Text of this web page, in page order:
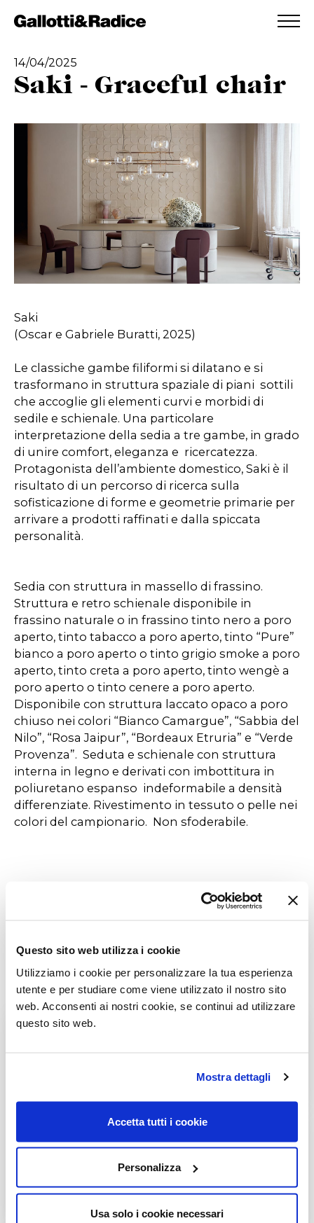
Questo sito web utilizza i cookie
Utilizziamo i cookie per personalizzare la tua esperienza
utente e per studiare come viene utilizzato il nostro sito
web. Acconsenti ai nostri cookie, se continui ad utilizzare
questo sito web.
Mostra dettagli
Accetta tutti i cookie
Personalizza
Usa solo i cookie necessari
AGGIUNTO ALLA WISHLIST
14/04/2025
Saki - Graceful chair
Saki
(Oscar e Gabriele Buratti, 2025)
Le classiche gambe filiformi si dilatano e si
trasformano in struttura spaziale di piani sottili
che accoglie gli elementi curvi e morbidi di
sedile e schienale. Una particolare
interpretazione della sedia a tre gambe, in grado
di unire comfort, eleganza e ricercatezza.
Protagonista dell’ambiente domestico, Saki è il
risultato di un percorso di ricerca sulla
sofisticazione di forme e geometrie primarie per
arrivare a prodotti raffinati e dalla spiccata
personalità.
Sedia con struttura in massello di frassino.
Struttura e retro schienale disponibile in
frassino naturale o in frassino tinto nero a poro
aperto, tinto tabacco a poro aperto, tinto “Pure”
bianco a poro aperto o tinto grigio smoke a poro
aperto, tinto creta a poro aperto, tinto wengè a
poro aperto o tinto cenere a poro aperto.
Disponibile con struttura laccato opaco a poro
chiuso nei colori “Bianco Camargue”, “Sabbia del
Nilo”, “Rosa Jaipur”, “Bordeaux Etruria” e “Verde
Provenza”. Seduta e schienale con struttura
interna in legno e derivati con imbottitura in
poliuretano espanso indeformabile a densità
differenziate. Rivestimento in tessuto o pelle nei
colori del campionario. Non sfoderabile.
Gallery